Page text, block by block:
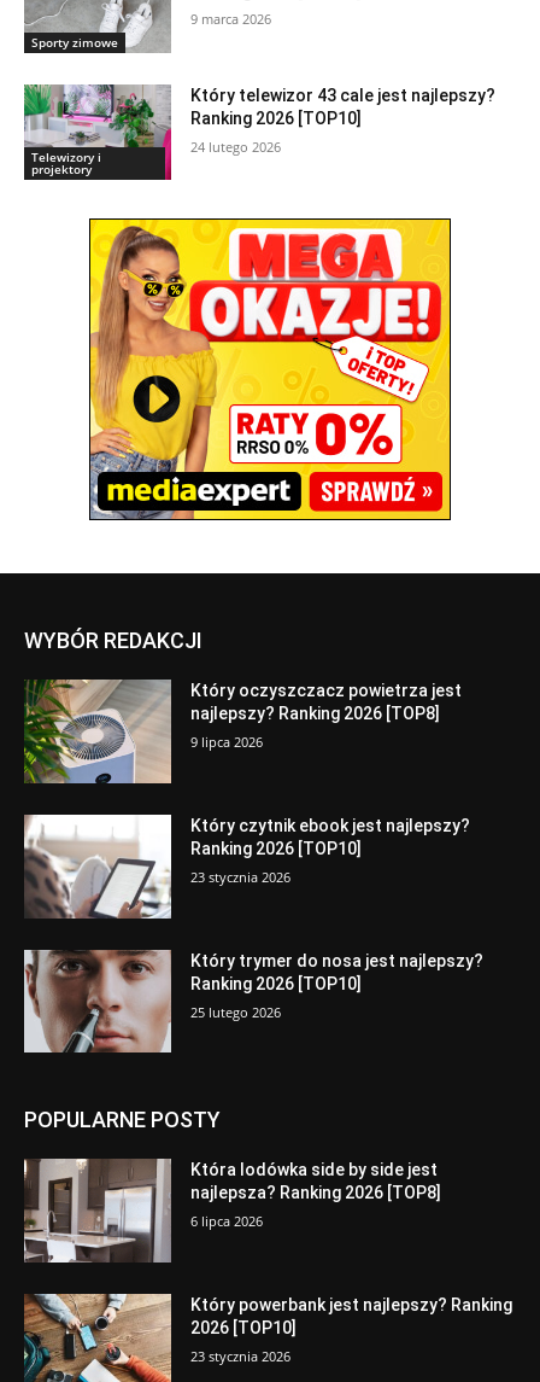
Sporty zimowe
9 marca 2026
Telewizory i
projektory
Który telewizor 43 cale jest najlepszy?
Ranking 2026 [TOP10]
24 lutego 2026
WYBÓR REDAKCJI
Który oczyszczacz powietrza jest
najlepszy? Ranking 2026 [TOP8]
9 lipca 2026
Który czytnik ebook jest najlepszy?
Ranking 2026 [TOP10]
23 stycznia 2026
Który trymer do nosa jest najlepszy?
Ranking 2026 [TOP10]
25 lutego 2026
POPULARNE POSTY
Która lodówka side by side jest
najlepsza? Ranking 2026 [TOP8]
6 lipca 2026
Który powerbank jest najlepszy? Ranking
2026 [TOP10]
23 stycznia 2026